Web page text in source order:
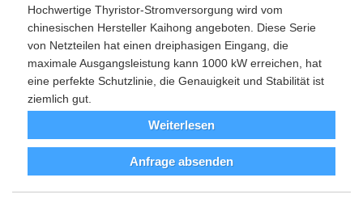
Hochwertige Thyristor-Stromversorgung wird vom
chinesischen Hersteller Kaihong angeboten. Diese Serie
von Netzteilen hat einen dreiphasigen Eingang, die
maximale Ausgangsleistung kann 1000 kW erreichen, hat
eine perfekte Schutzlinie, die Genauigkeit und Stabilität ist
ziemlich gut.
Weiterlesen
Anfrage absenden